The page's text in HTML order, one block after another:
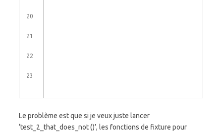
20
21
22
23
Le problème est que si je veux juste lancer
‘test_2_that_does_not ()’, les fonctions de fixture pour